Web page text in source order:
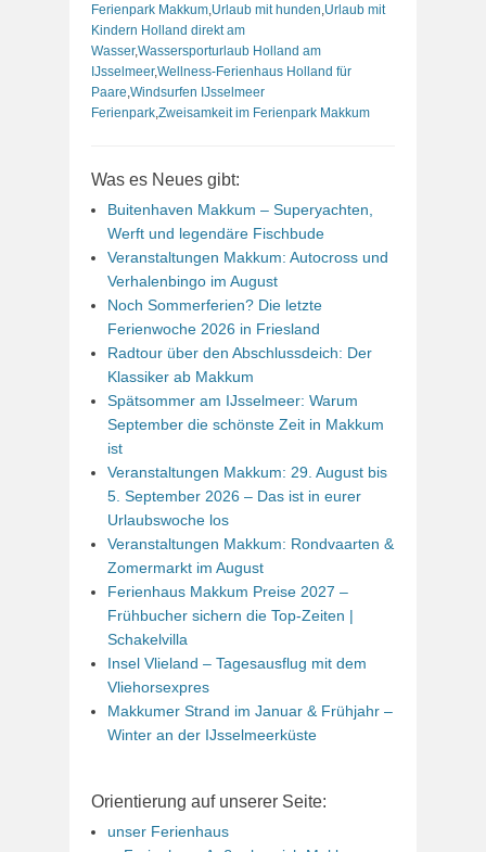
Ferienpark Makkum Urlaub mit hunden Urlaub mit
Kindern Holland direkt am
Wasser,Wassersporturlaub Holland am
IJsselmeer,Wellness-Ferienhaus Holland für
Paare Windsurfen IJsselmeer
Ferienpark Zweisamkeit im Ferienpark Makkum
Was es Neues gibt:
Buitenhaven Makkum – Superyachten,
Werft und legendäre Fischbude
Veranstaltungen Makkum: Autocross und
Verhalenbingo im August
Noch Sommerferien? Die letzte
Ferienwoche 2026 in Friesland
Radtour über den Abschlussdeich: Der
Klassiker ab Makkum
Spätsommer am IJsselmeer: Warum
September die schönste Zeit in Makkum
ist
Veranstaltungen Makkum: 29. August bis
5. September 2026 – Das ist in eurer
Urlaubswoche los
Veranstaltungen Makkum: Rondvaarten &
Zomermarkt im August
Ferienhaus Makkum Preise 2027 –
Frühbucher sichern die Top-Zeiten |
Schakelvilla
Insel Vlieland – Tagesausflug mit dem
Vliehorsexpres
Makkumer Strand im Januar & Frühjahr –
Winter an der IJsselmeerküste
Orientierung auf unserer Seite:
unser Ferienhaus